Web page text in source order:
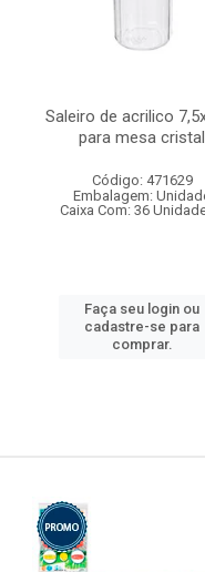
Saleiro de acrilico
para mesa cristal
Código: 471629
Embalagem:
Caixa Com: 36
Faça seu login ou
cadastre-se para
comprar.